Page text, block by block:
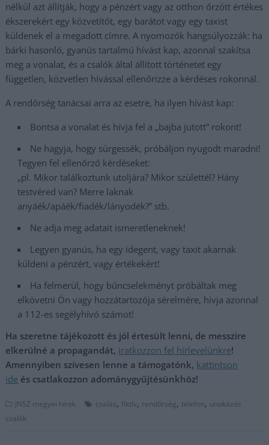
nélkül azt állítják, hogy a pénzért vagy az otthon őrzött értékes
ékszerekért egy közvetítőt, egy barátot vagy egy taxist
küldenek el a megadott címre. A nyomozók hangsúlyozzák: ha
bárki hasonló, gyanús tartalmú hívást kap, azonnal szakítsa
meg a vonalat, és a csalók által állított történetet egy
független, közvetlen hívással ellenőrizze a kérdéses rokonnál.
A rendőrség tanácsai arra az esetre, ha ilyen hívást kap:
Bontsa a vonalat és hívja fel a „bajba jutott” rokont!
Ne hagyja, hogy sürgessék, próbáljon nyugodt maradni!
Tegyen fel ellenőrző kérdéseket:
„pl. Mikor találkoztunk utoljára? Mikor születtél? Hány
testvéred van? Merre laknak
anyáék/apáék/fiadék/lányodék?” stb.
Ne adja meg adatait ismeretleneknek!
Legyen gyanús, ha egy idegent, vagy taxit akarnak
küldeni a pénzért, vagy értékekért!
Ha felmerül, hogy bűncselekményt próbáltak meg
elkövetni Ön vagy hozzátartozója sérelmére, hívja azonnal
a 112-es segélyhívó számot!
Ha szeretne tájékozott és jól értesült lenni, de messzire
elkerülné a propagandát, iratkozzon fel hírlevelünkre!
Amennyiben szívesen lenne a támogatónk, kattintson
ide és csatlakozzon adománygyűjtésünkhöz!
JNSZ megyei hírek csalás, fiktív, rendőrség, telefon, unokázós
csalók